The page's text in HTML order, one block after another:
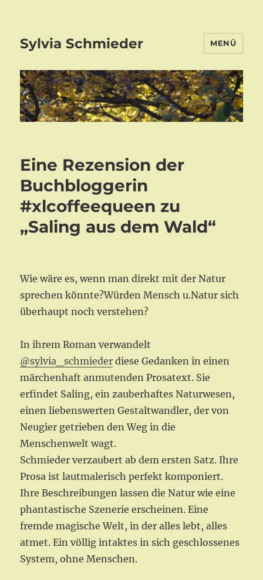
Sylvia Schmieder MENÜ
Eine Rezension der
Buchbloggerin
#xlcoffeequeen zu
„Saling aus dem Wald“
Wie wäre es, wenn man direkt mit der Natur
sprechen könnte?Würden Mensch u.Natur sich
überhaupt noch verstehen?
In ihrem Roman verwandelt
@sylvia_schmieder diese Gedanken in einen
märchenhaft anmutenden Prosatext. Sie
erfindet Saling, ein zauberhaftes Naturwesen,
einen liebenswerten Gestaltwandler, der von
Neugier getrieben den Weg in die
Menschenwelt wagt.
Schmieder verzaubert ab dem ersten Satz. Ihre
Prosa ist lautmalerisch perfekt komponiert.
Ihre Beschreibungen lassen die Natur wie eine
phantastische Szenerie erscheinen. Eine
fremde magische Welt, in der alles lebt, alles
atmet. Ein völlig intaktes in sich geschlossenes
System, ohne Menschen.